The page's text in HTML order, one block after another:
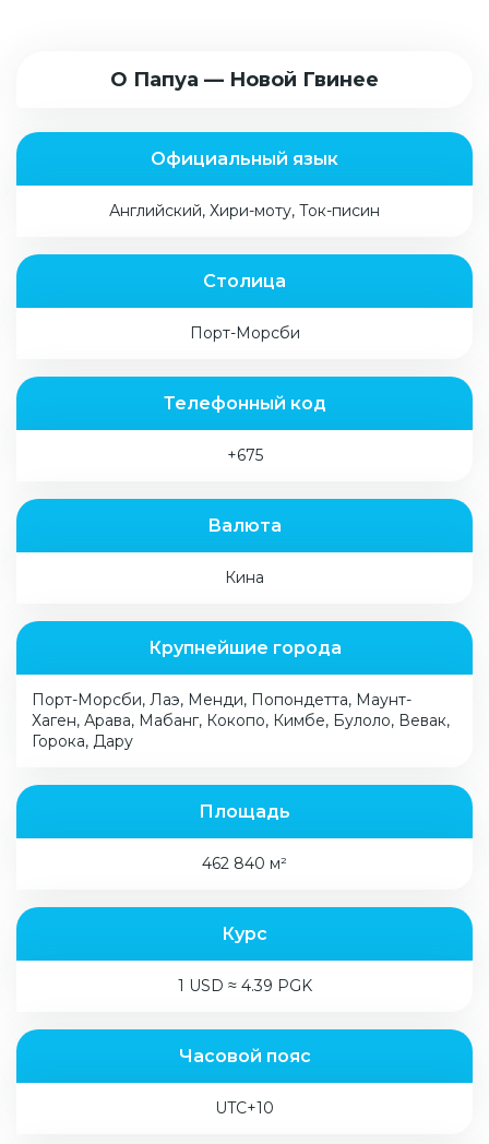
О Папуа — Новой Гвинее
Официальный язык
Английский, Хири-моту, Ток-писин
Столица
Порт-Морсби
Телефонный код
+675
Валюта
Кина
Крупнейшие города
Порт-Морсби, Лаэ, Менди, Попондетта, Маунт-
Хаген, Арава, Мабанг, Кокопо, Кимбе, Булоло, Вевак,
Горока, Дару
Площадь
462 840 м²
Курс
1 USD ≈ 4.39 PGK
Часовой пояс
UTC+10